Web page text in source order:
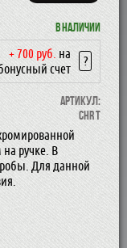
В наличии
+ 700 руб.на
счет
?
Артикул:
CHR T
ручке. В
Для данной